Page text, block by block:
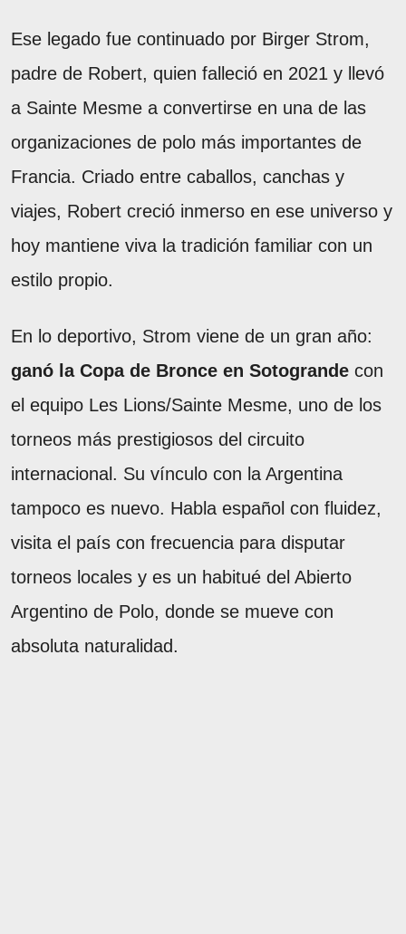
Ese legado fue continuado por Birger Strom,
padre de Robert, quien falleció en 2021 y llevó
a Sainte Mesme a convertirse en una de las
organizaciones de polo más importantes de
Francia. Criado entre caballos, canchas y
viajes, Robert creció inmerso en ese universo y
hoy mantiene viva la tradición familiar con un
estilo propio.
En lo deportivo, Strom viene de un gran año:
ganó la Copa de Bronce en Sotogrande con
el equipo Les Lions/Sainte Mesme, uno de los
torneos más prestigiosos del circuito
internacional. Su vínculo con la Argentina
tampoco es nuevo. Habla español con fluidez,
visita el país con frecuencia para disputar
torneos locales y es un habitué del Abierto
Argentino de Polo, donde se mueve con
absoluta naturalidad.